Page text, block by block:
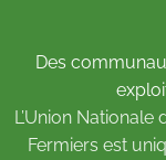
Des
L’Union
Fermiers est